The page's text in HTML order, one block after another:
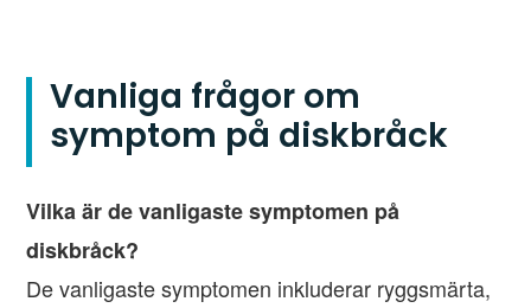
Vanliga frågor om
symptom på diskbråck
Vilka är de vanligaste symptomen på
diskbråck?
De vanligaste symptomen inkluderar ryggsmärta,